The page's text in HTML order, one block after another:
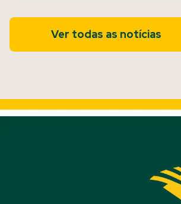
Ver todas as notícias